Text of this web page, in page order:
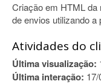
Criação em HTML
de envios utilizando a
Atividades do
Última visualização:
Última interação: